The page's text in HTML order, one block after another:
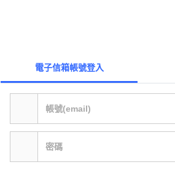
電子信箱帳號登入